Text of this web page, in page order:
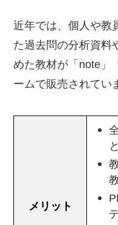
近年では、個人や教
た過去問の分析資料
めた教材が「note」
ームで販売されてい
メリット